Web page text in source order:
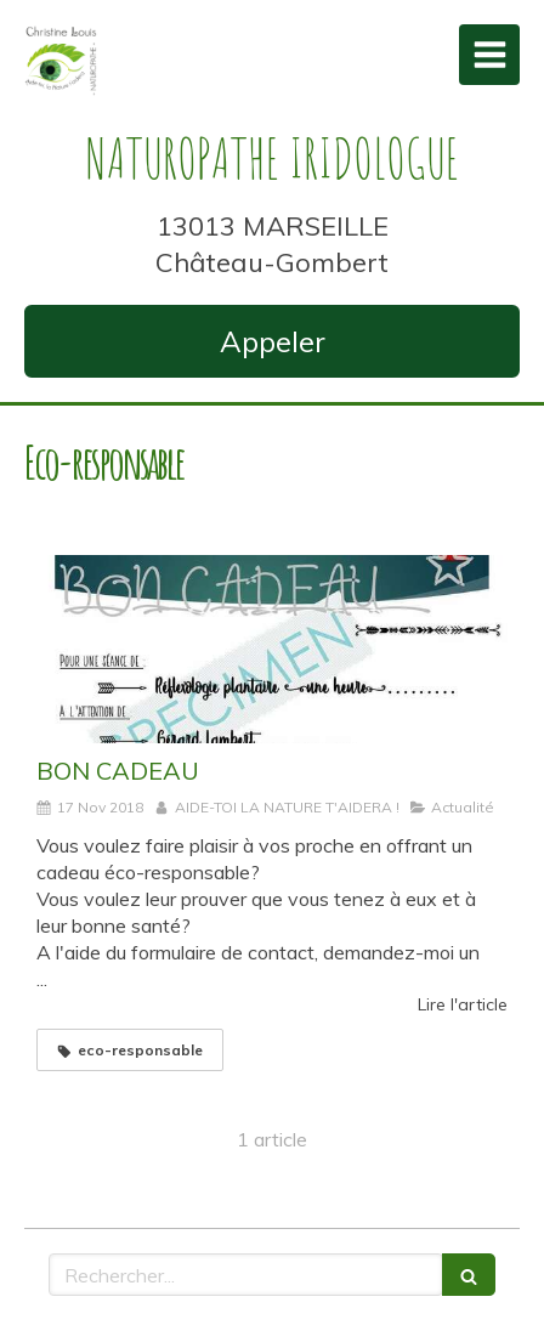
NATUROPATHE IRIDOLOGUE
13013 MARSEILLE
Château-Gombert
Appeler
Eco-responsable
BON CADEAU
17 Nov 2018 AIDE-TOI LA NATURE T'AIDERA ! Actualité
Vous voulez faire plaisir à vos proche en offrant un
cadeau éco-responsable?
Vous voulez leur prouver que vous tenez à eux et à
leur bonne santé?
A l'aide du formulaire de contact, demandez-moi un
...
Lire l'article
eco-responsable
1 article
Rechercher